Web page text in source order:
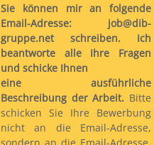
Sie können mir an folgende
Email-Adresse: job@dib-
gruppe.net schreiben. Ich
beantworte alle Ihre Fragen
und schicke Ihnen
eine ausführliche
Beschreibung der Arbeit. Bitte
schicken Sie Ihre Bewerbung
nicht an die Email-Adresse,
sondern an die Email-Adresse,